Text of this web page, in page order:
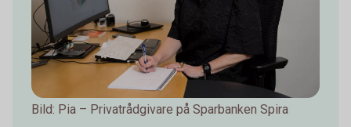
Bild: Pia – Privatrådgivare på Sparbanken Spira